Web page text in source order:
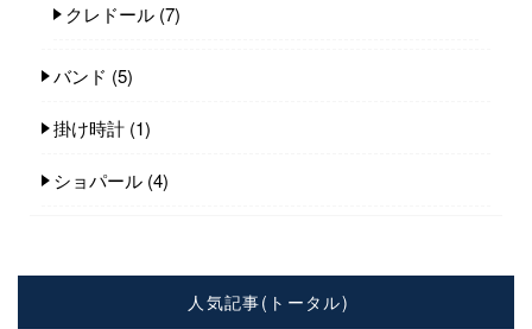
クレドール (7)
バンド (5)
掛け時計 (1)
ショパール (4)
人気記事(トータル)